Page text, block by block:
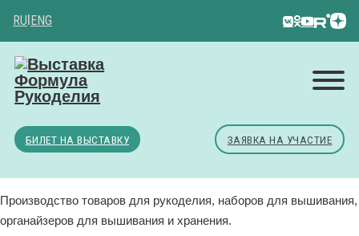
RU ENG
БИЛЕТ НА ВЫСТАВКУ ЗАЯВКА НА УЧАСТИЕ
Производство товаров для рукоделия, наборов для вышивания,
органайзеров для вышивания и хранения.